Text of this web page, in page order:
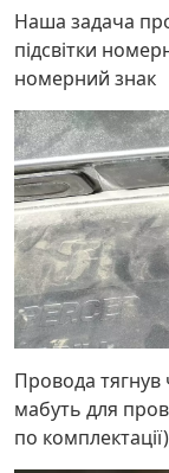
Наша задача
підсвітки
номерний знак
Провода тягнув
мабуть для
по комплектації)